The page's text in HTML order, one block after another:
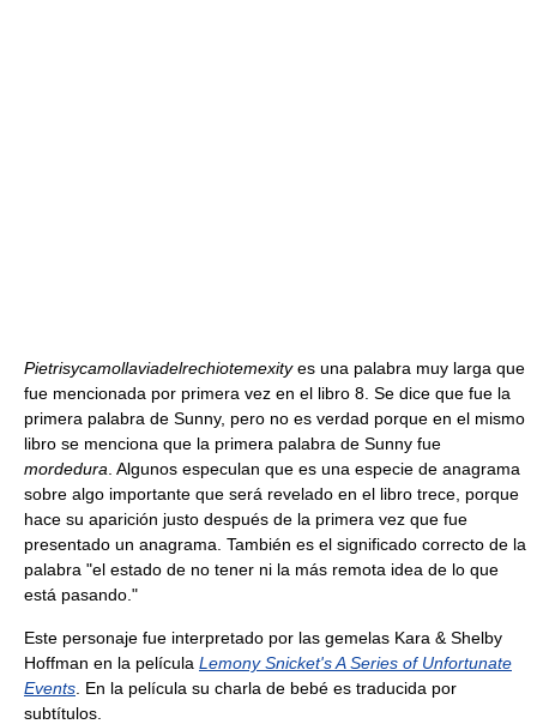
Pietrisycamollaviadelrechiotemexityes una palabra muy larga que
fue mencionada por primera vez en el libro 8. Se dice que fue la
primera palabra de Sunny, pero no es verdad porque en el mismo
libro se menciona que la primera palabra de Sunny fue
mordedura . Algunos especulan que es una especie de anagrama
sobre algo importante que será revelado en el libro trece, porque
hace su aparición justo después de la primera vez que fue
presentado un anagrama. También es el significado correcto de la
palabra "el estado de no tener ni la más remota idea de lo que
está pasando."
Este personaje fue interpretado por las gemelas Kara & Shelby
Hoffman en la película Lemony Snicket's A Series of Unfortunate
Events . En la película su charla de bebé es traducida por
subtítulos.